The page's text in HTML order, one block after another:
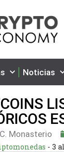
Noticias
C. Monasterio
- 3